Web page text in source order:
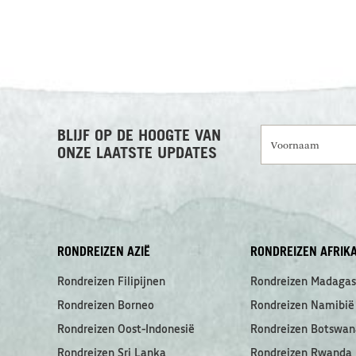
BLIJF OP DE HOOGTE VAN
ONZE LAATSTE UPDATES
RONDREIZEN AZIË
Rondreizen Filipijnen
Rondreizen Borneo
Rondreizen Oost-Indonesië
Rondreizen Sri Lanka
RONDREIZEN
Rondreizen
Rondreizen Namibië
Rondreizen
Rondreizen Rwanda